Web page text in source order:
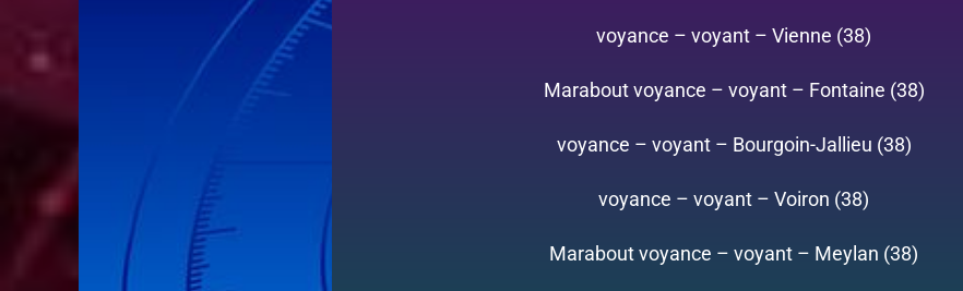
voyance – voyant – Vienne (38)
Marabout voyance – voyant – Fontaine (38)
voyance – voyant – Bourgoin-Jallieu (38)
voyance – voyant – Voiron (38)
Marabout voyance – voyant – Meylan (38)